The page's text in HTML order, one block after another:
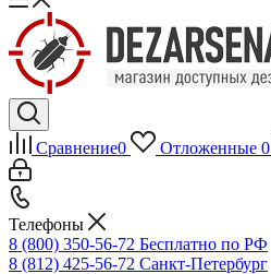
Сравнение0 Отложенные 0
Телефоны
8 (800) 350-56-72 Бесплатно по РФ
8 (812) 425-56-72 Санкт-Петербург